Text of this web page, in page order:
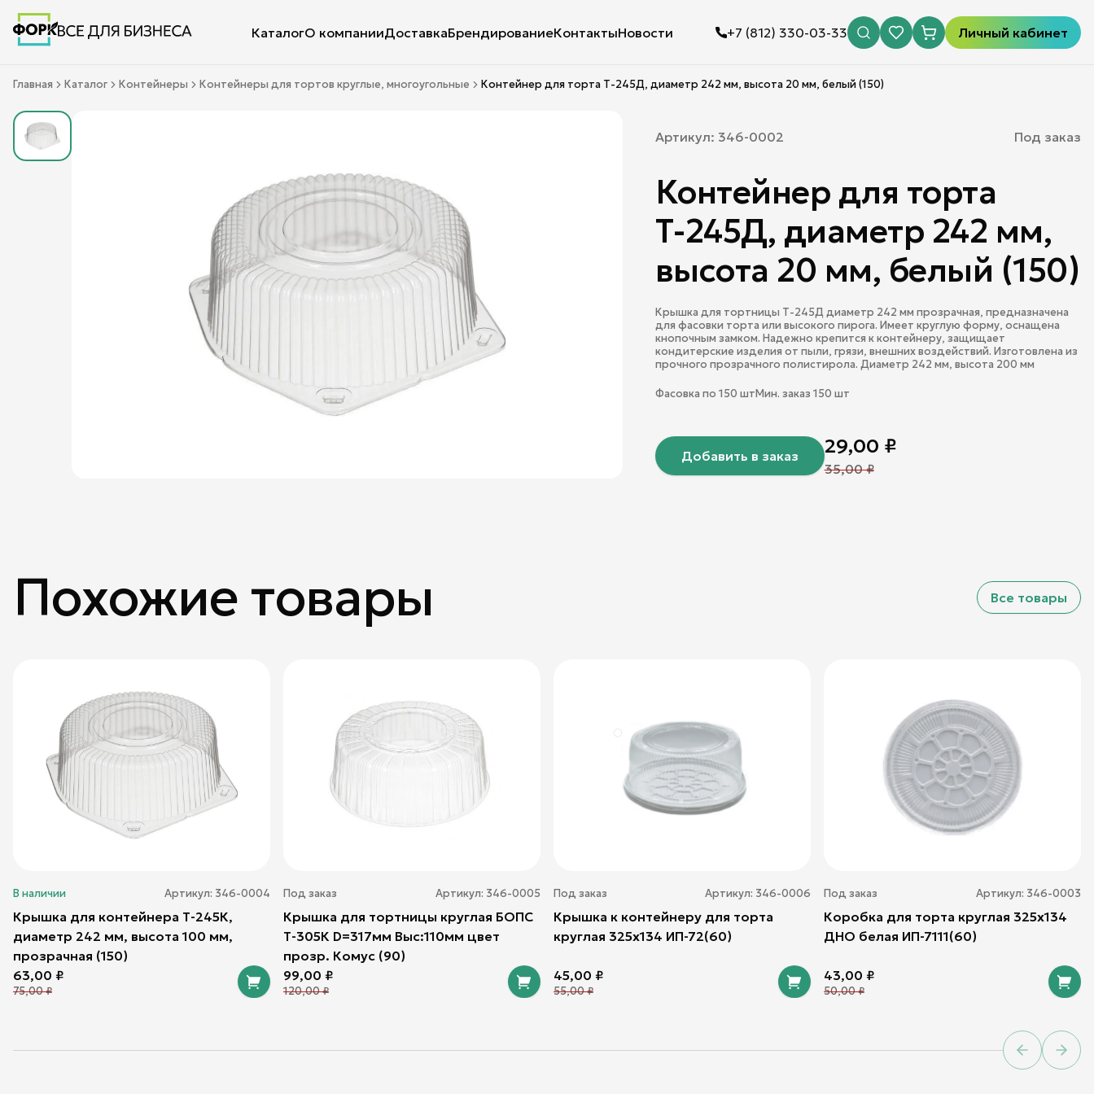
КаталогО компанииДоставкаБрендированиеКонтактыНовости +7 (812) 330-03-33 Личный кабинет
Главная Каталог Контейнеры Контейнеры для тортов круглые, многоугольные Контейнер для торта Т-245Д, диаметр 242 мм, высота 20 мм, белый (150)
Артикул: 346-0002 Под заказ
Контейнер для торта
Т-245Д, диаметр 242 мм,
высота 20 мм, белый (150)
Крышка для тортницы Т-245Д диаметр 242 мм прозрачная, предназначена
для фасовки торта или высокого пирога. Имеет круглую форму, оснащена
кнопочным замком. Надежно крепится к контейнеру, защищает
кондитерские изделия от пыли, грязи, внешних воздействий. Изготовлена из
прочного прозрачного полистирола. Диаметр 242 мм, высота 200 мм
Фасовка по 150 штМин. заказ 150 шт
Добавить в заказ 29,00 ₽
35,00₽
Похожие товары Все товары
В наличии Артикул: 346-0004
Крышка для контейнера Т-245К,
диаметр 242 мм, высота 100 мм,
прозрачная (150)
63,00 ₽
75,00₽
Под заказ Артикул: 346-0005
Крышка для тортницы круглая БОПС
Т-305К D=317мм Выс:110мм цвет
прозр. Комус (90)
99,00 ₽
120,00₽
Под заказ Артикул: 346-0006
Крышка к контейнеру для торта
круглая 325х134 ИП-72(60)
45,00 ₽
55,00₽
Под заказ Артикул: 346-0003
Коробка для торта круглая 325х134
ДНО белая ИП-7111(60)
43,00 ₽
50,00₽
Previous
Next